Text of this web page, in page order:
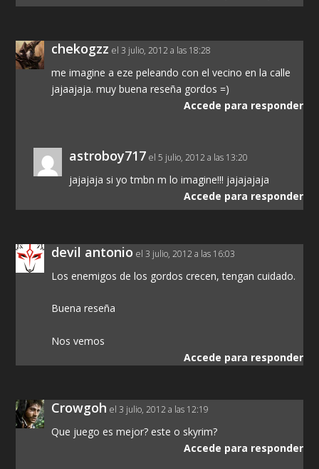
chekogzz el 3 julio, 2012 a las 18:28
me imagine a eze peleando con el vecino en la calle
jajaajaja. muy buena reseña gordos =)
Accede para responder
astroboy717 el 5 julio, 2012 a las 13:20
jajajaja si yo tmbn m lo imagine!!! jajajajaja
Accede para responder
devil antonio el 3 julio, 2012 a las 16:03
Los enemigos de los gordos crecen, tengan cuidado.
Buena reseña
Nos vemos
Accede para responder
Crowgoh el 3 julio, 2012 a las 12:19
Que juego es mejor? este o skyrim?
Accede para responder